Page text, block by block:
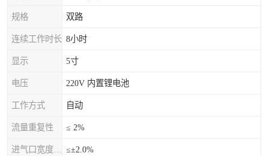
规格 双路
连续工作时长 8小时
显示 5寸
电压 220V 内置锂电池
工作方式 自动
流量重复性 ≤ 2%
≤±2.0%